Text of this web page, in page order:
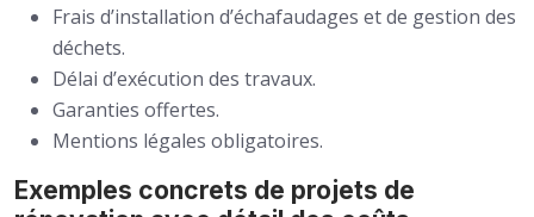
Frais d’installation d’échafaudages et de gestion des
déchets.
Délai d’exécution des travaux.
Garanties offertes.
Mentions légales obligatoires.
Exemples concrets de projets de